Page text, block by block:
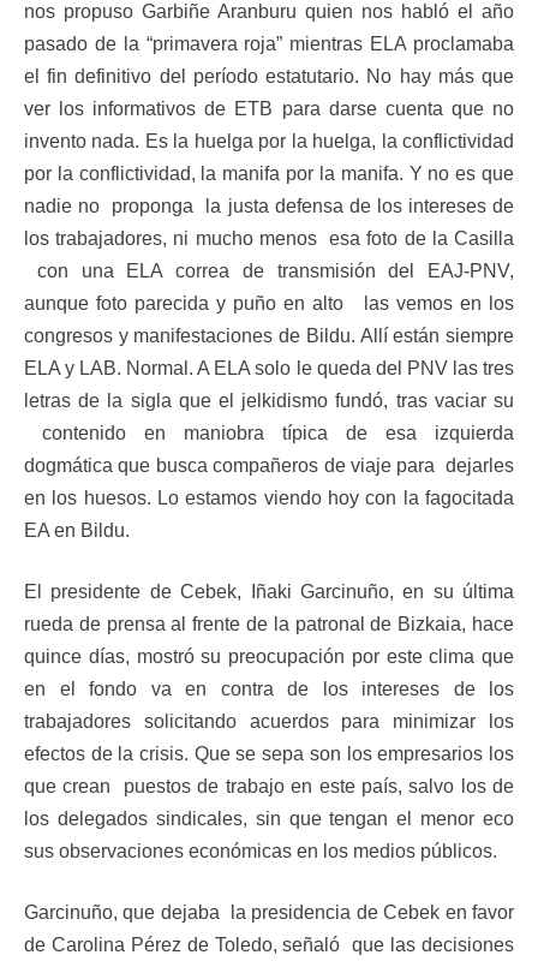
nos propuso Garbiñe Aranburu quien nos habló el año
pasado de la “primavera roja” mientras ELA proclamaba
el fin definitivo del período estatutario. No hay más que
ver los informativos de ETB para darse cuenta que no
invento nada. Es la huelga por la huelga, la conflictividad
por la conflictividad, la manifa por la manifa. Y no es que
nadie no proponga la justa defensa de los intereses de
los trabajadores, ni mucho menos esa foto de la Casilla
con una ELA correa de transmisión del EAJ-PNV,
aunque foto parecida y puño en alto las vemos en los
congresos y manifestaciones de Bildu. Allí están siempre
ELA y LAB. Normal. A ELA solo le queda del PNV las tres
letras de la sigla que el jelkidismo fundó, tras vaciar su
contenido en maniobra típica de esa izquierda
dogmática que busca compañeros de viaje para dejarles
en los huesos. Lo estamos viendo hoy con la fagocitada
EA en Bildu.
El presidente de Cebek, Iñaki Garcinuño, en su última
rueda de prensa al frente de la patronal de Bizkaia, hace
quince días, mostró su preocupación por este clima que
en el fondo va en contra de los intereses de los
trabajadores solicitando acuerdos para minimizar los
efectos de la crisis. Que se sepa son los empresarios los
que crean puestos de trabajo en este país, salvo los de
los delegados sindicales, sin que tengan el menor eco
sus observaciones económicas en los medios públicos.
Garcinuño, que dejaba la presidencia de Cebek en favor
de Carolina Pérez de Toledo, señaló que las decisiones